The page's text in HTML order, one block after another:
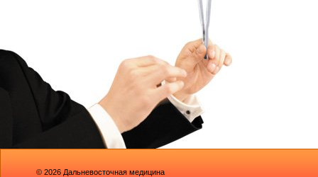
© 2026 Дальневосточная медицина